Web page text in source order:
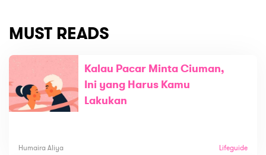
MUST READS
Kalau Pacar Minta Ciuman,
Ini yang Harus Kamu
Lakukan
Humaira Aliya Lifeguide